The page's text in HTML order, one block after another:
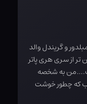
و گریندل والد
از سری هری پاتر
به شخصه
که چطور خوشت